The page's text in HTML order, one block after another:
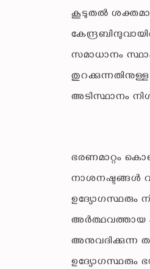
കൂടുതൽ
സമാധാനം
തുറക്കുന്നതിനുള്ള
അടിസ്ഥാനം
ഭരണമാറ്റം
നാശനഷ്ടങ്ങൾ
ഉദ്യോഗസ്ഥരും
അർത്ഥവത്തായ
അനുവദിക്കുന്ന
ഉദ്യോഗസ്ഥരും